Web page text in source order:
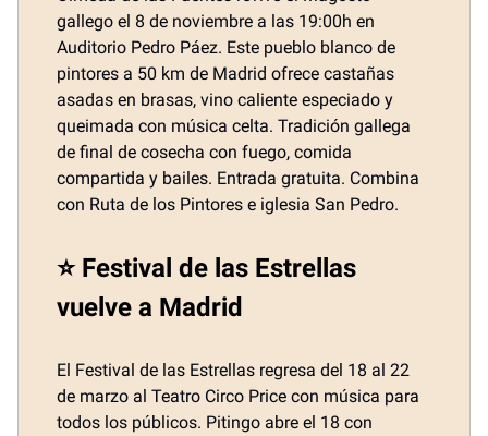
gallego el 8 de noviembre a las 19:00h en
Auditorio Pedro Páez. Este pueblo blanco de
pintores a 50 km de Madrid ofrece castañas
asadas en brasas, vino caliente especiado y
queimada con música celta. Tradición gallega
de final de cosecha con fuego, comida
compartida y bailes. Entrada gratuita. Combina
con Ruta de los Pintores e iglesia San Pedro.
⭐ Festival de las Estrellas
vuelve a Madrid
El Festival de las Estrellas regresa del 18 al 22
de marzo al Teatro Circo Price con música para
todos los públicos. Pitingo abre el 18 con